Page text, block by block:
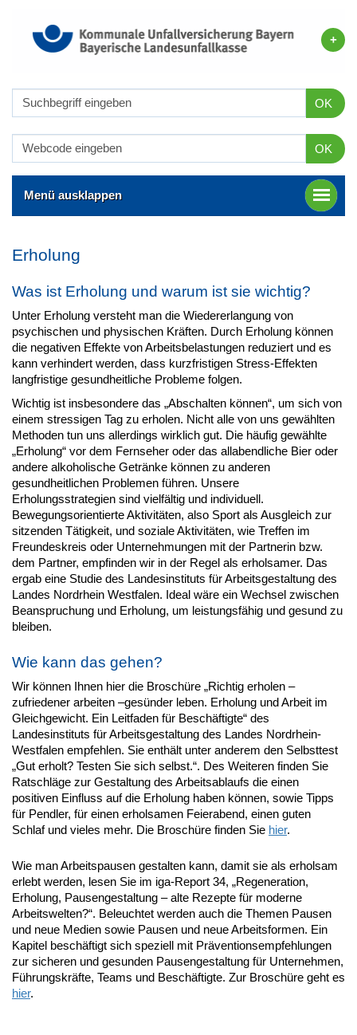
OK
OK
Menü ausklappen
Erholung
Was ist Erholung und warum ist sie wichtig?
Unter Erholung versteht man die Wiedererlangung von
psychischen und physischen Kräften. Durch Erholung können
die negativen Effekte von Arbeitsbelastungen reduziert und es
kann verhindert werden, dass kurzfristigen Stress-Effekten
langfristige gesundheitliche Probleme folgen.
Wichtig ist insbesondere das „Abschalten können“, um sich von
einem stressigen Tag zu erholen. Nicht alle von uns gewählten
Methoden tun uns allerdings wirklich gut. Die häufig gewählte
„Erholung“ vor dem Fernseher oder das allabendliche Bier oder
andere alkoholische Getränke können zu anderen
gesundheitlichen Problemen führen. Unsere
Erholungsstrategien sind vielfältig und individuell.
Bewegungsorientierte Aktivitäten, also Sport als Ausgleich zur
sitzenden Tätigkeit, und soziale Aktivitäten, wie Treffen im
Freundeskreis oder Unternehmungen mit der Partnerin bzw.
dem Partner, empfinden wir in der Regel als erholsamer. Das
ergab eine Studie des Landesinstituts für Arbeitsgestaltung des
Landes Nordrhein Westfalen. Ideal wäre ein Wechsel zwischen
Beanspruchung und Erholung, um leistungsfähig und gesund zu
bleiben.
Wie kann das gehen?
Wir können Ihnen hier die Broschüre „Richtig erholen –
zufriedener arbeiten –gesünder leben. Erholung und Arbeit im
Gleichgewicht. Ein Leitfaden für Beschäftigte“ des
Landesinstituts für Arbeitsgestaltung des Landes Nordrhein-
Westfalen empfehlen. Sie enthält unter anderem den Selbsttest
„Gut erholt? Testen Sie sich selbst.“. Des Weiteren finden Sie
Ratschläge zur Gestaltung des Arbeitsablaufs die einen
positiven Einfluss auf die Erholung haben können, sowie Tipps
für Pendler, für einen erholsamen Feierabend, einen guten
Schlaf und vieles mehr. Die Broschüre finden Sie hier.
Wie man Arbeitspausen gestalten kann, damit sie als erholsam
erlebt werden, lesen Sie im iga-Report 34, „Regeneration,
Erholung, Pausengestaltung – alte Rezepte für moderne
Arbeitswelten?“. Beleuchtet werden auch die Themen Pausen
und neue Medien sowie Pausen und neue Arbeitsformen. Ein
Kapitel beschäftigt sich speziell mit Präventionsempfehlungen
zur sicheren und gesunden Pausengestaltung für Unternehmen,
Führungskräfte, Teams und Beschäftigte. Zur Broschüre geht es
hier.